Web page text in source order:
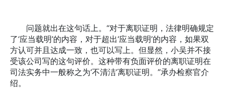
问题就出在这句话上。“对于离职证明，法律明确规定
了‘应当载明’的内容，对于超出‘应当载明’的内容，如果双
方认可并且达成一致，也可以写上。但显然，小吴并不接
受该公司写的这句评价。这种带有负面评价的离职证明在
司法实务中一般称之为‘不清洁’离职证明。”承办检察官介
绍。